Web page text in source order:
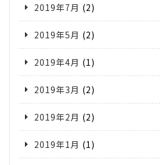
2019年7月 (2)
2019年5月 (2)
2019年4月 (1)
2019年3月 (2)
2019年2月 (2)
2019年1月 (1)